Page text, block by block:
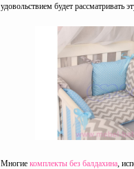
удовольствием будет рассматривать
Многие комплекты без балдахина,